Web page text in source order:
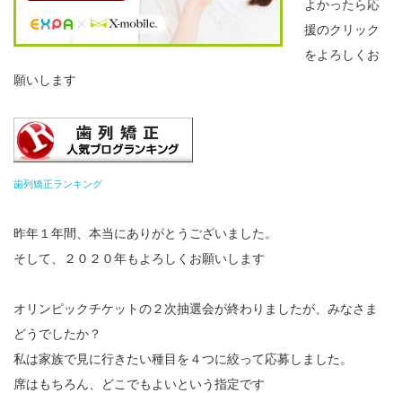
よかったら応
援のクリック
をよろしくお
願いします
歯列矯正ランキング
昨年１年間、本当にありがとうございました。
そして、２０２０年もよろしくお願いします
オリンピックチケットの２次抽選会が終わりましたが、みなさま
どうでしたか？
私は家族で見に行きたい種目を４つに絞って応募しました。
席はもちろん、どこでもよいという指定です